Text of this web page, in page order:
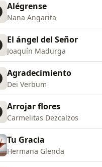
Alégrense
Nana Angarita
El ángel del Señor
Joaquín Madurga
Agradecimiento
Dei Verbum
Arrojar flores
Carmelitas Dezcalzos
Tu Gracia
Hermana Glenda